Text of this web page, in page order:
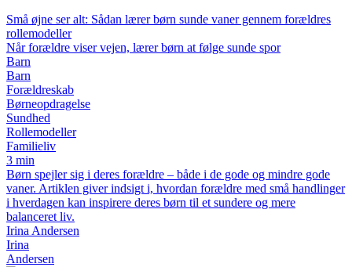
Små øjne ser alt: Sådan lærer børn sunde vaner gennem forældres
rollemodeller
Når forældre viser vejen, lærer børn at følge sunde spor
Barn
Barn
Forældreskab
Børneopdragelse
Sundhed
Rollemodeller
Familieliv
3 min
Børn spejler sig i deres forældre – både i de gode og mindre gode
vaner. Artiklen giver indsigt i, hvordan forældre med små handlinger
i hverdagen kan inspirere deres børn til et sundere og mere
balanceret liv.
Irina Andersen
Irina
Andersen